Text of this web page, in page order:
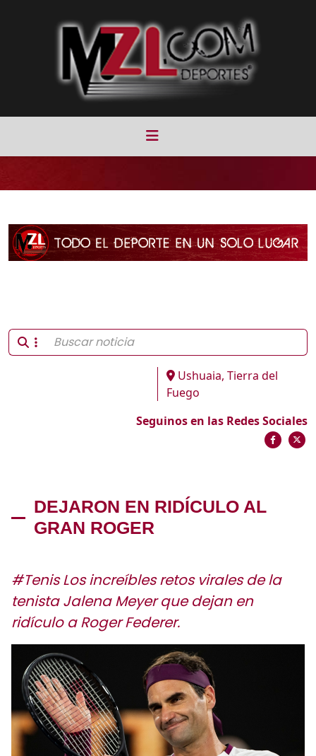
Ushuaia, Tierra del
Fuego
Seguinos en las Redes Sociales
DEJARON EN RIDÍCULO AL
GRAN ROGER
#Tenis Los increíbles retos virales de la
tenista Jalena Meyer que dejan en
ridículo a Roger Federer.